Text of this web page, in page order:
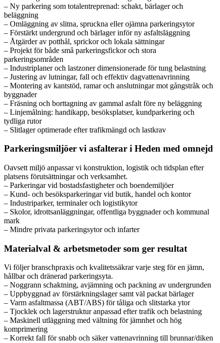
– Ny parkering som totalentreprenad: schakt, bärlager och
beläggning
– Omläggning av slitna, spruckna eller ojämna parkeringsytor
– Förstärkt undergrund och bärlager inför ny asfaltsläggning
– Åtgärder av potthål, sprickor och lokala sättningar
– Projekt för både små parkeringsfickor och stora
parkeringsområden
– Industriplaner och lastzoner dimensionerade för tung belastning
– Justering av lutningar, fall och effektiv dagvattenavrinning
– Montering av kantstöd, ramar och anslutningar mot gångstråk och
byggnader
– Fräsning och borttagning av gammal asfalt före ny beläggning
– Linjemålning: handikapp, besöksplatser, kundparkering och
tydliga rutor
– Slitlager optimerade efter trafikmängd och lastkrav
Parkeringsmiljöer vi asfalterar i Heden med omnejd
Oavsett miljö anpassar vi konstruktion, logistik och tidsplan efter
platsens förutsättningar och verksamhet.
– Parkeringar vid bostadsfastigheter och boendemiljöer
– Kund- och besöksparkeringar vid butik, handel och kontor
– Industriparker, terminaler och logistikytor
– Skolor, idrottsanläggningar, offentliga byggnader och kommunal
mark
– Mindre privata parkeringsytor och infarter
Materialval & arbetsmetoder som ger resultat
Vi följer branschpraxis och kvalitetssäkrar varje steg för en jämn,
hållbar och dränerad parkeringsyta.
– Noggrann schaktning, avjämning och packning av undergrunden
– Uppbyggnad av förstärkningslager samt väl packat bärlager
– Varm asfaltmassa (ABT/ABS) för tåliga och slitstarka ytor
– Tjocklek och lagerstruktur anpassad efter trafik och belastning
– Maskinell utläggning med vältning för jämnhet och hög
komprimering
– Korrekt fall för snabb och säker vattenavrinning till brunnar/diken